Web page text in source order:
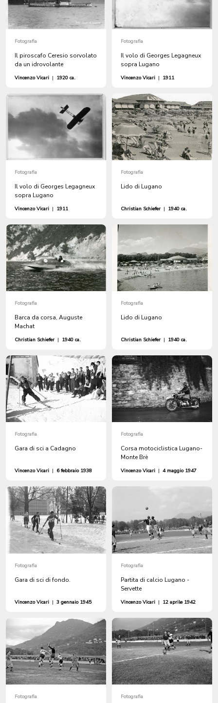
Fotografia
Il piroscafo Ceresio sorvolato
da un idrovolante
Vincenzo Vicari | 1920 ca.
Fotografia
Il volo di Georges Legagneux
sopra Lugano
Vincenzo Vicari | 1911
Fotografia
Il volo di Georges Legagneux
sopra Lugano
Vincenzo Vicari | 1911
Fotografia
Lido di Lugano
Christian Schiefer | 1940 ca.
Fotografia
Barca da corsa, Auguste
Machat
Christian Schiefer | 1940 ca.
Fotografia
Lido di Lugano
Christian Schiefer | 1940 ca.
Fotografia
Gara di sci a Cadagno
Vincenzo Vicari | 6 febbraio 1938
Fotografia
Corsa motociclistica Lugano-
Monte Brè
Vincenzo Vicari | 4 maggio 1947
Fotografia
Gara di sci di fondo.
Vincenzo Vicari | 3 gennaio 1945
Fotografia
Partita di calcio Lugano -
Servette
Vincenzo Vicari | 12 aprile 1942
Fotografia Fotografia